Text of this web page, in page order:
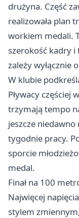
drużyna. Część
realizowała plan
workiem medali.
szerokość kadry
zależy wyłącznie
W klubie
Pływacy częściej
trzymają tempo
jeszcze
tygodnie pracy.
sporcie
medal.
Finał na 100
Najwięcej
stylem